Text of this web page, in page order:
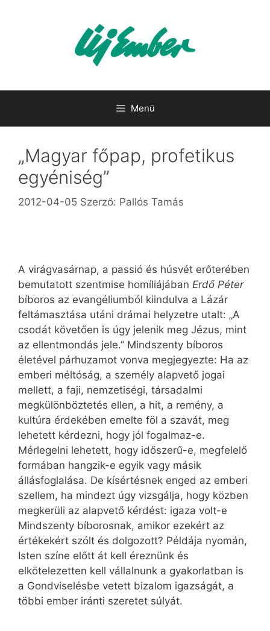
Menü
„Magyar főpap, profetikus
egyéniség”
2012-04-05 Szerző: Pallós Tamás
A virágvasárnap, a passió és húsvét erőterében
bemutatott szentmise homíliájában Erdő Péter
bíboros az evangéliumból kiindulva a Lázár
feltámasztása utáni drámai helyzetre utalt: „A
csodát követően is úgy jelenik meg Jézus, mint
az ellentmondás jele.” Mindszenty bíboros
életével párhuzamot vonva megjegyezte: Ha az
emberi méltóság, a személy alapvető jogai
mellett, a faji, nemzetiségi, társadalmi
megkülönböztetés ellen, a hit, a remény, a
kultúra érdekében emelte föl a szavát, meg
lehetett kérdezni, hogy jól fogalmaz-e.
Mérlegelni lehetett, hogy időszerű-e, megfelelő
formában hangzik-e egyik vagy másik
állásfoglalása. De kísértésnek enged az emberi
szellem, ha mindezt úgy vizsgálja, hogy közben
megkerüli az alapvető kérdést: igaza volt-e
Mindszenty bíborosnak, amikor ezekért az
értékekért szólt és dolgozott? Példája nyomán,
Isten színe előtt át kell éreznünk és
elkötelezetten kell vállalnunk a gyakorlatban is
a Gondviselésbe vetett bizalom igazságát, a
többi ember iránti szeretet súlyát.